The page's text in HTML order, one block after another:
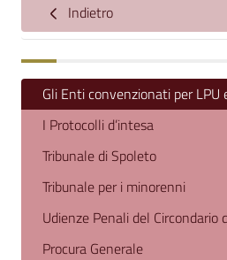
Indietro
Gli Enti convenzionati per LPU
I Protocolli d’intesa
Tribunale di Spoleto
Tribunale per i minorenni
Udienze Penali del Circondario
Procura Generale